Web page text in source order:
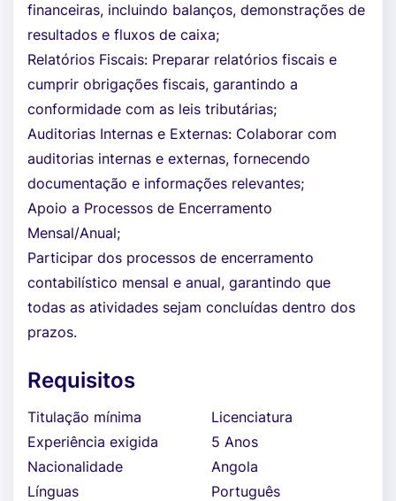
financeiras, incluindo balanços, demonstrações de
resultados e fluxos de caixa;
Relatórios Fiscais: Preparar relatórios fiscais e
cumprir obrigações fiscais, garantindo a
conformidade com as leis tributárias;
Auditorias Internas e Externas: Colaborar com
auditorias internas e externas, fornecendo
documentação e informações relevantes;
Apoio a Processos de Encerramento
Mensal/Anual;
Participar dos processos de encerramento
contabilístico mensal e anual, garantindo que
todas as atividades sejam concluídas dentro dos
prazos.
Requisitos
Titulação mínima
Licenciatura
Experiência exigida
5 Anos
Nacionalidade
Angola
Línguas
Português